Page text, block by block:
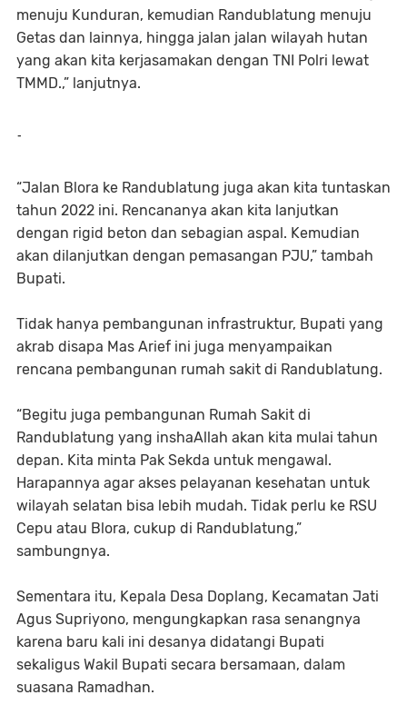
menuju Kunduran, kemudian Randublatung menuju
Getas dan lainnya, hingga jalan jalan wilayah hutan
yang akan kita kerjasamakan dengan TNI Polri lewat
TMMD.,” lanjutnya.
-
“Jalan Blora ke Randublatung juga akan kita tuntaskan
tahun 2022 ini. Rencananya akan kita lanjutkan
dengan rigid beton dan sebagian aspal. Kemudian
akan dilanjutkan dengan pemasangan PJU,” tambah
Bupati.
Tidak hanya pembangunan infrastruktur, Bupati yang
akrab disapa Mas Arief ini juga menyampaikan
rencana pembangunan rumah sakit di Randublatung.
“Begitu juga pembangunan Rumah Sakit di
Randublatung yang inshaAllah akan kita mulai tahun
depan. Kita minta Pak Sekda untuk mengawal.
Harapannya agar akses pelayanan kesehatan untuk
wilayah selatan bisa lebih mudah. Tidak perlu ke RSU
Cepu atau Blora, cukup di Randublatung,”
sambungnya.
Sementara itu, Kepala Desa Doplang, Kecamatan Jati
Agus Supriyono, mengungkapkan rasa senangnya
karena baru kali ini desanya didatangi Bupati
sekaligus Wakil Bupati secara bersamaan, dalam
suasana Ramadhan.